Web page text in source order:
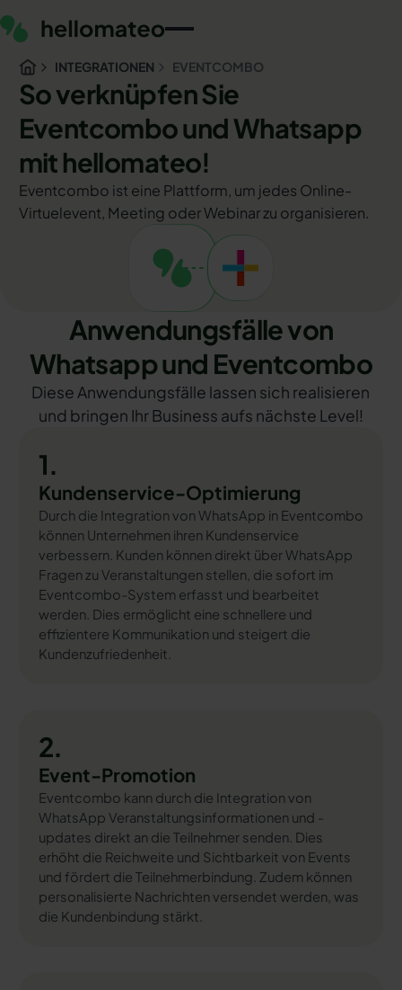
INTEGRATIONEN EVENTCOMBO
So verknüpfen Sie
Eventcombo und Whatsapp
mit hellomateo!
Eventcombo ist eine Plattform, um jedes Online-
Virtuelevent, Meeting oder Webinar zu organisieren.
Anwendungsfälle von
Whatsapp und Eventcombo
Diese Anwendungsfälle lassen sich realisieren
und bringen Ihr Business aufs nächste Level!
1.
Kundenservice-Optimierung
Durch die Integration von WhatsApp in Eventcombo
können Unternehmen ihren Kundenservice
verbessern. Kunden können direkt über WhatsApp
Fragen zu Veranstaltungen stellen, die sofort im
Eventcombo-System erfasst und bearbeitet
werden. Dies ermöglicht eine schnellere und
effizientere Kommunikation und steigert die
Kundenzufriedenheit.
2.
Event-Promotion
Eventcombo kann durch die Integration von
WhatsApp Veranstaltungsinformationen und -
updates direkt an die Teilnehmer senden. Dies
erhöht die Reichweite und Sichtbarkeit von Events
und fördert die Teilnehmerbindung. Zudem können
personalisierte Nachrichten versendet werden, was
die Kundenbindung stärkt.